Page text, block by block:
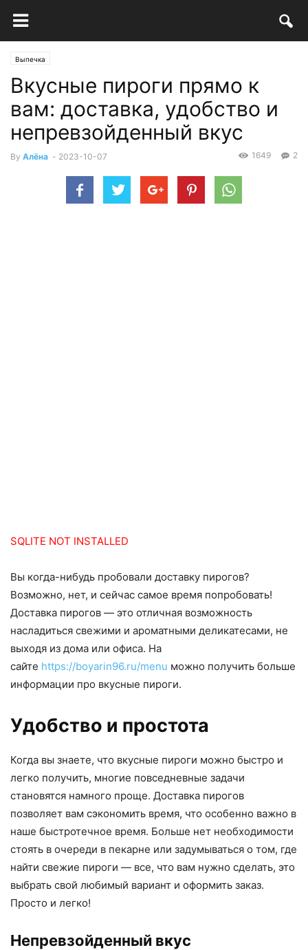
Выпечка
Вкусные пироги прямо к
вам: доставка, удобство и
непревзойденный вкус
By Алёна - 2023-10-07 2
1649
SQLITE NOT INSTALLED
Вы когда-нибудь пробовали доставку пирогов?
Возможно, нет, и сейчас самое время попробовать!
Доставка пирогов — это отличная возможность
насладиться свежими и ароматными деликатесами, не
выходя из дома или офиса. На
сайте https://boyarin96.ru/menu можно получить больше
информации про вкусные пироги.
Удобство и простота
Когда вы знаете, что вкусные пироги можно быстро и
легко получить, многие повседневные задачи
становятся намного проще. Доставка пирогов
позволяет вам сэкономить время, что особенно важно в
наше быстротечное время. Больше нет необходимости
стоять в очереди в пекарне или задумываться о том, где
найти свежие пироги — все, что вам нужно сделать, это
выбрать свой любимый вариант и оформить заказ.
Просто и легко!
Непревзойденный вкус